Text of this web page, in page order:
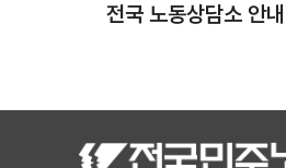
전국 노동상담소 안내